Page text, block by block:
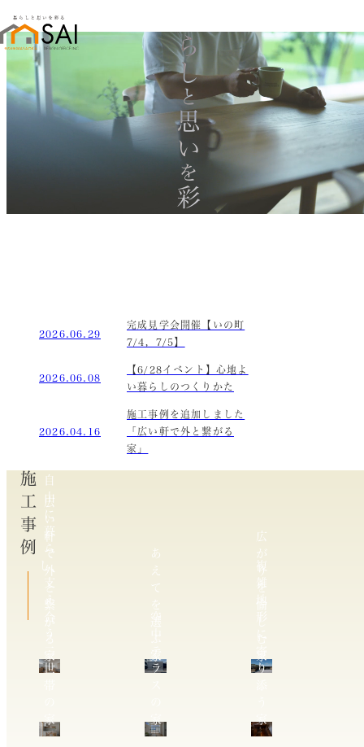
暮らし
と
思い
を
彩る
2026.06.29
完成見学会開催【いの町
7/4，7/5】
2026.06.08
【6/28イベント】心地よ
い暮らしのつくりかた
2026.04.16
施工事例を追加しました
「広い軒で外と繋がる
家」
施工事例
広
い
軒
で
外
と
繋
が
る
あ
え
て
を
選
広
が
り
を
愉
し
自
由
に
暮
ら
し、
支
え
合
う
世
家
空
ラ
家
複
雑
地
形
り
家